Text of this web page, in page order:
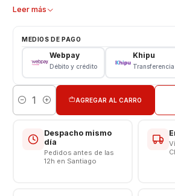
Auricular
Leer más
MEDIOS DE PAGO
Webpay
Débito y crédito
Khipu
Cantidad
AGREGAR AL CARRO
Despacho mismo
día
Pedidos antes de las
12h en Santiago